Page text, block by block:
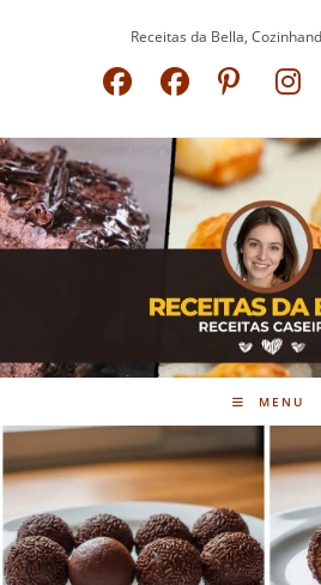
Receitas da Bella,
MENU